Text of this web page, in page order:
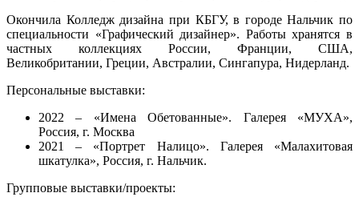
Окончила Колледж дизайна при КБГУ, в городе Нальчик по
специальности «Графический дизайнер». Работы хранятся в
частных коллекциях России, Франции, США,
Великобритании, Греции, Австралии, Сингапура, Нидерланд.
Персональные выставки:
2022 – «Имена Обетованные». Галерея «МУХА»,
Россия, г. Москва
2021 – «Портрет Налицо». Галерея «Малахитовая
шкатулка», Россия, г. Нальчик.
Групповые выставки/проекты: